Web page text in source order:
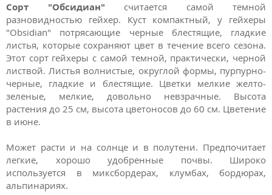
Сорт "Обсидиан" считается самой темной
разновидностью гейхер. Куст компактный, у гейхеры
"Obsidian" потрясающие черные блестящие, гладкие
листья, которые сохраняют цвет в течение всего сезона.
Этот сорт гейхеры с самой темной, практически, черной
листвой. Листья волнистые, округлой формы, пурпурно-
черные, гладкие и блестящие. Цветки мелкие желто-
зеленые, мелкие, довольно невзрачные. Высота
растения до 25 см, высота цветоносов до 60 см. Цветение
в июне.
Может расти и на солнце и в полутени. Предпочитает
легкие, хорошо удобренные почвы. Широко
используется в миксбордерах, клумбах, бордюрах,
альпинариях.